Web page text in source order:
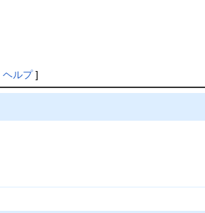
ヘルプ]